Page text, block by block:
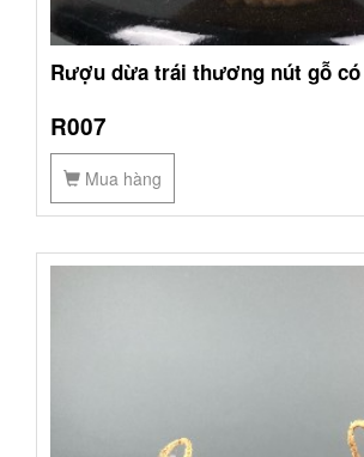
Rượu dừa trái thương nút gỗ
R007
Mua hàng